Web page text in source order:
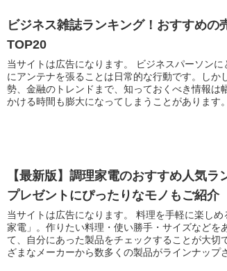
ビジネス雑誌ランキング！おすすめの
TOP20
当サイトは広告になります。 ビジネスパーソンに
にアンテナを張ることは日常的な行動です。しか
勢、金融のトレンドまで、知っておくべき情報は
かける時間も膨大になってしまうことがあります
【最新版】調理家電のおすすめ人気ラ
プレゼントにぴったりなモノもご紹介
当サイトは広告になります。 料理を手軽に楽しめ
家電」。作りたい料理・使い勝手・サイズなどを
て、自分にあった製品をチェックすることが大切
ざまなメーカーから数多くの製品がラインナップ